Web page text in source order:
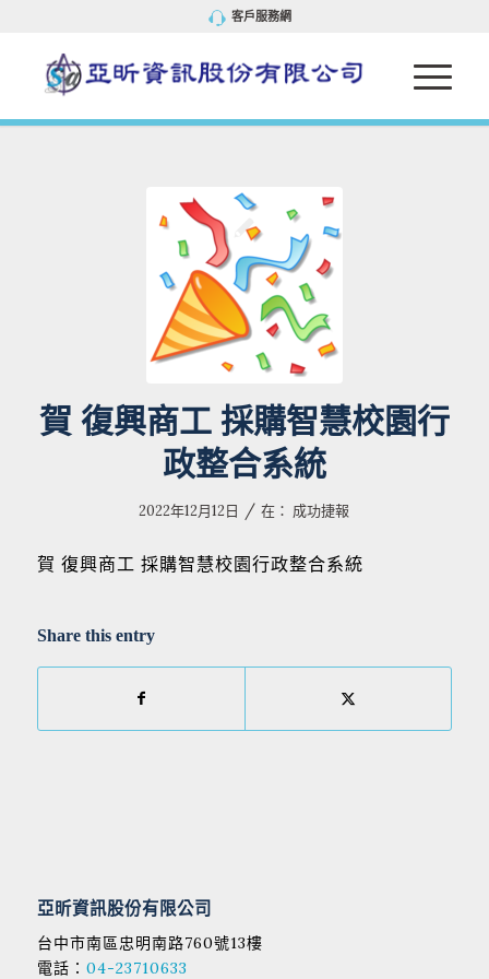
客戶服務網
賀 復興商工 採購智慧校園行
政整合系統
2022年12月12日 / 在： 成功捷報
賀 復興商工 採購智慧校園行政整合系統
Share this entry
亞昕資訊股份有限公司
台中市南區忠明南路760號13樓
電話： 04-23710633